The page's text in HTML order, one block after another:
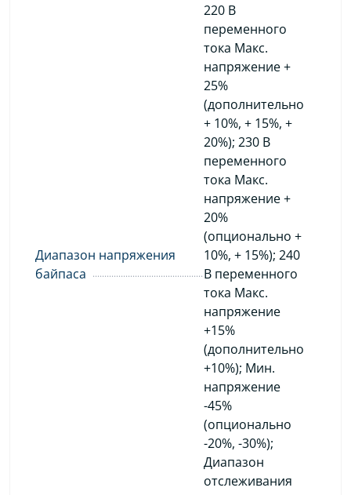
Диапазон напряжения
байпаса
220 В
переменного
тока Макс.
напряжение +
25%
(дополнительно
+ 10%, + 15%, +
20%); 230 В
переменного
тока Макс.
напряжение +
20%
(опционально +
10%, + 15%); 240
В переменного
тока Макс.
напряжение
+15%
(дополнительно
+10%); Мин.
напряжение
-45%
(опционально
-20%, -30%);
Диапазон
отслеживания